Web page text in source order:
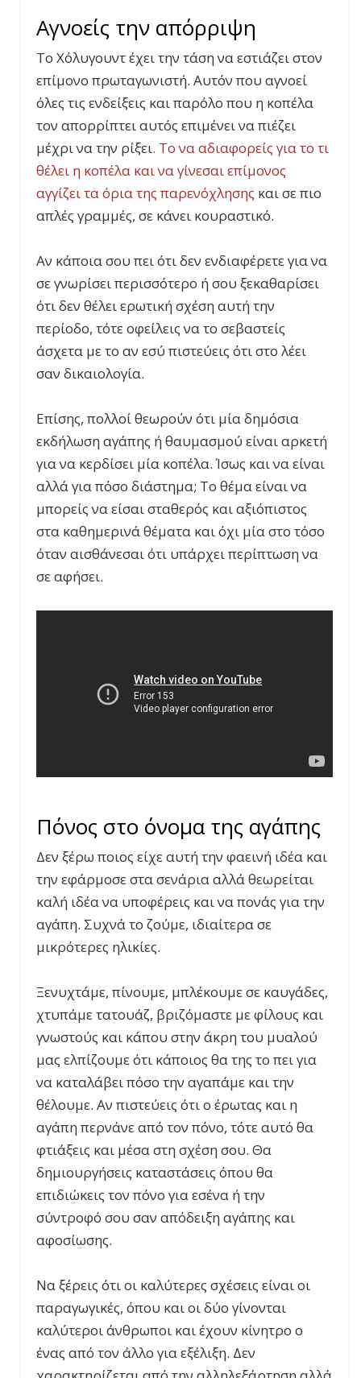
Αγνοείς την απόρριψη
Το Χόλυγουντ έχει την τάση να εστιάζει στον
επίμονο πρωταγωνιστή. Αυτόν που αγνοεί
όλες τις ενδείξεις και παρόλο που η κοπέλα
τον απορρίπτει αυτός επιμένει να πιέζει
μέχρι να την ρίξει. Το να αδιαφορείς για το τι
θέλει η κοπέλα και να γίνεσαι επίμονος
αγγίζει τα όρια της παρενόχλησης και σε πιο
απλές γραμμές, σε κάνει κουραστικό.
Αν κάποια σου πει ότι δεν ενδιαφέρετε για να
σε γνωρίσει περισσότερο ή σου ξεκαθαρίσει
ότι δεν θέλει ερωτική σχέση αυτή την
περίοδο, τότε οφείλεις να το σεβαστείς
άσχετα με το αν εσύ πιστεύεις ότι στο λέει
σαν δικαιολογία.
Επίσης, πολλοί θεωρούν ότι μία δημόσια
εκδήλωση αγάπης ή θαυμασμού είναι αρκετή
για να κερδίσει μία κοπέλα. Ίσως και να είναι
αλλά για πόσο διάστημα; Το θέμα είναι να
μπορείς να είσαι σταθερός και αξιόπιστος
στα καθημερινά θέματα και όχι μία στο τόσο
όταν αισθάνεσαι ότι υπάρχει περίπτωση να
σε αφήσει.
Πόνος στο όνομα της αγάπης
Δεν ξέρω ποιος είχε αυτή την φαεινή ιδέα και
την εφάρμοσε στα σενάρια αλλά θεωρείται
καλή ιδέα να υποφέρεις και να πονάς για την
αγάπη. Συχνά το ζούμε, ιδιαίτερα σε
μικρότερες ηλικίες.
Ξενυχτάμε, πίνουμε, μπλέκουμε σε καυγάδες,
χτυπάμε τατουάζ, βριζόμαστε με φίλους και
γνωστούς και κάπου στην άκρη του μυαλού
μας ελπίζουμε ότι κάποιος θα της το πει για
να καταλάβει πόσο την αγαπάμε και την
θέλουμε. Αν πιστεύεις ότι ο έρωτας και η
αγάπη περνάνε από τον πόνο, τότε αυτό θα
φτιάξεις και μέσα στη σχέση σου. Θα
δημιουργήσεις καταστάσεις όπου θα
επιδιώκεις τον πόνο για εσένα ή την
σύντροφό σου σαν απόδειξη αγάπης και
αφοσίωσης.
Να ξέρεις ότι οι καλύτερες σχέσεις είναι οι
παραγωγικές, όπου και οι δύο γίνονται
καλύτεροι άνθρωποι και έχουν κίνητρο ο
ένας από τον άλλο για εξέλιξη. Δεν